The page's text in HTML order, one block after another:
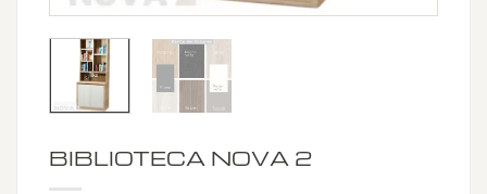
BIBLIOTECA NOVA 2